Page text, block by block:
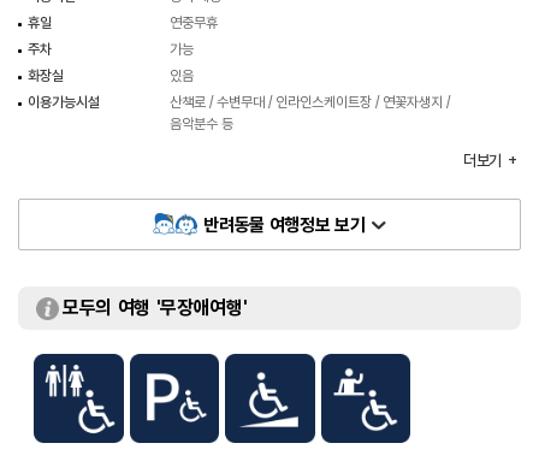
휴일
연중무휴
주차
가능
화장실
있음
이용가능시설
산책로 / 수변무대 / 인라인스케이트장 / 연꽃자생지 /
음악분수 등
더보기
반려동물 여행정보 보기
모두의 여행 '무장애여행'